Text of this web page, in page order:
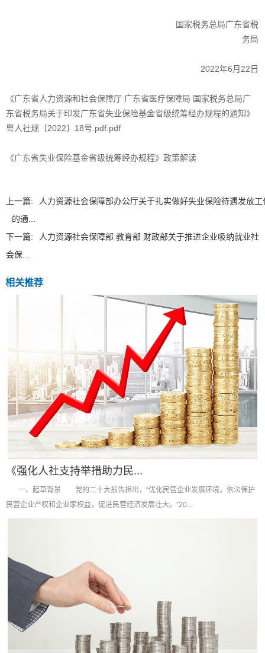
国家税务总局广东省税
务局
2022年6月22日
《广东省人力资源和社会保障厅 广东省医疗保障局 国家税务总局广
东省税务局关于印发广东省失业保险基金省级统筹经办规程的通知》
粤人社规〔2022〕18号.pdf.pdf
《广东省失业保险基金省级统筹经办规程》政策解读
上一篇:
人力资源社会保障部办公厅关于扎实做好失业保险待遇发放工
的通...
下一篇:
人力资源社会保障部 教育部 财政部关于推进企业吸纳就业社
会保...
相关推荐
《强化人社支持举措助力民...
一、起草背景 党的二十大报告指出，“优化民营企业发展环境，依法保护
民营企业产权和企业家权益，促进民营经济发展壮大。”20...